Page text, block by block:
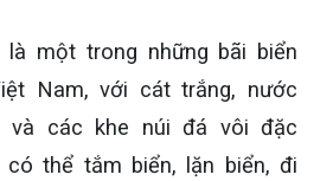
một trong những bãi biển
Nam, với cát trắng, nước
và các khe núi đá vôi đặc
có thể tắm biển, lặn biển, đi